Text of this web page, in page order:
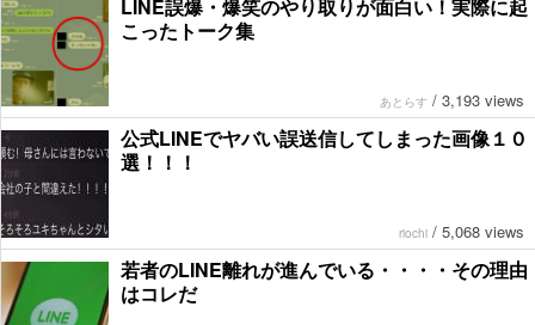
LINE誤爆・爆笑のやり取りが面白い！実際に起
こったトーク集
あとらす / 3,193 views
公式LINEでヤバい誤送信してしまった画像１０
選！！！
riochi / 5,068 views
若者のLINE離れが進んでいる・・・・その理由
はコレだ